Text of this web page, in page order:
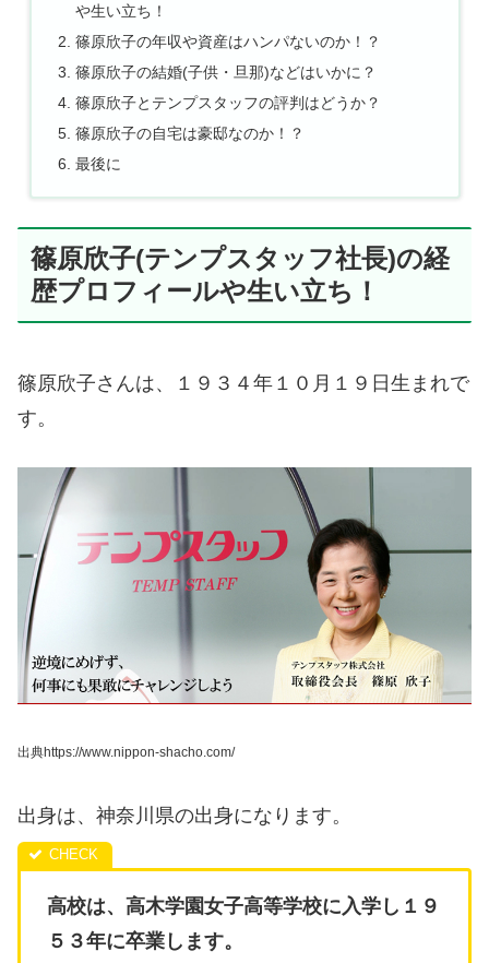
や生い立ち！
篠原欣子の年収や資産はハンパないのか！？
篠原欣子の結婚(子供・旦那)などはいかに？
篠原欣子とテンプスタッフの評判はどうか？
篠原欣子の自宅は豪邸なのか！？
最後に
篠原欣子(テンプスタッフ社長)の経
歴プロフィールや生い立ち！
篠原欣子さんは、１９３４年１０月１９日生まれで
す。
出典https://www.nippon-shacho.com/
出身は、神奈川県の出身になります。
高校は、高木学園女子高等学校に入学し１９
５３年に卒業します。